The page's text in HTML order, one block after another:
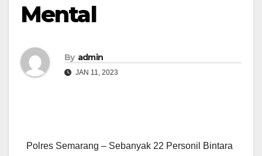
Mental
By admin
JAN 11, 2023
Polres Semarang – Sebanyak 22 Personil Bintara